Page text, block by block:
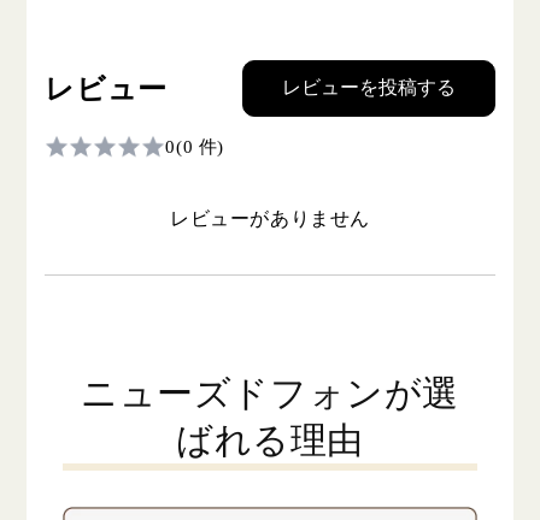
レビュー レビューを投稿する
0(0 件)
レビューがありません
ニューズドフォンが選
ばれる理由